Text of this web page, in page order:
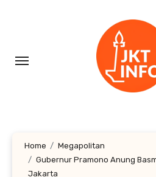
Home
Megapolitan
Gubernur Pramono Anung
Jakarta